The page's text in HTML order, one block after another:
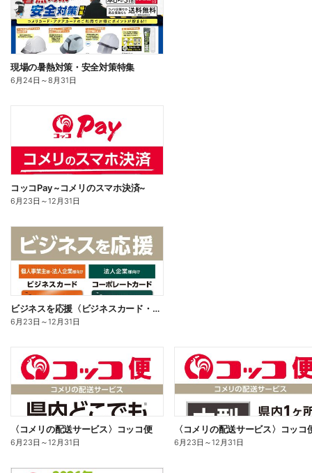
現場の暑熱対策・安全対策特集
6月24日 ～8月31日
コッコPay ~コメリのスマホ決済~
6月23日 ～12月31日
ビジネスを応援〈ビジネスカード・コーポレートカード〉
6月23日 ～12月31日
〈コメリの配送サービス〉コッコ便
6月23日 ～12月31日
〈コメリの配送サービス〉コッコ
6月23日 ～12月31日